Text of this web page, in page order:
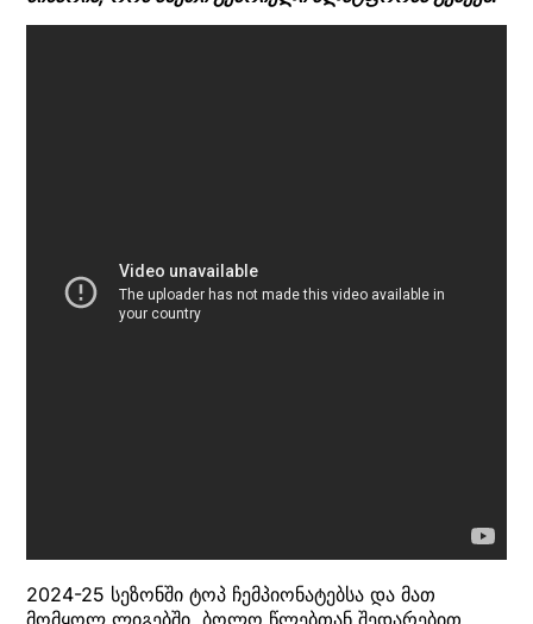
2024-25 სეზონში ტოპ ჩემპიონატებსა და მათ